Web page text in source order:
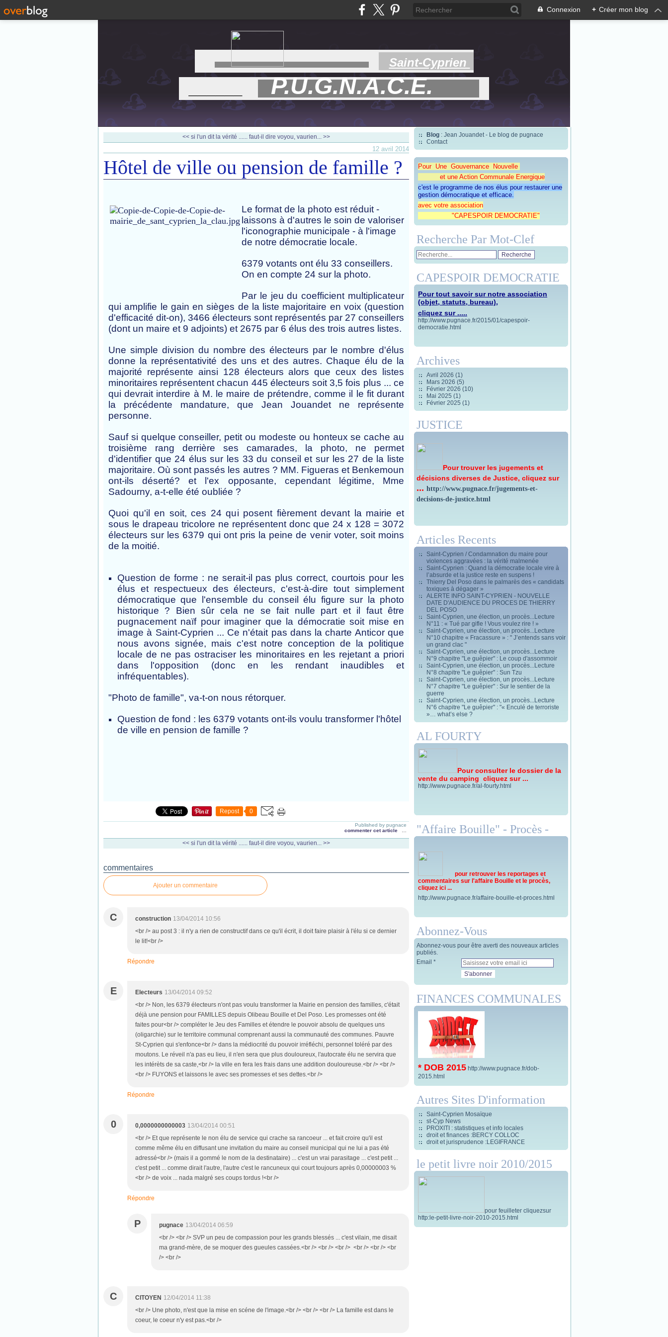
Connexion + Créer mon blog
Saint-Cyprien
P.U.G.N.A.C.E.
<< si l'un dit la vérité ...... faut-il dire voyou, vaurien... >>
12 avril 2014
Hôtel de ville ou pension de famille ?
Le format de la photo est réduit -
laissons à d'autres le soin de valoriser
l'iconographie municipale - à l'image
de notre démocratie locale.
6379 votants ont élu 33 conseillers.
On en compte 24 sur la photo.
Par le jeu du coefficient multiplicateur
qui amplifie le gain en sièges de la liste majoritaire en voix (question
d'efficacité dit-on), 3466 électeurs sont représentés par 27 conseillers
(dont un maire et 9 adjoints) et 2675 par 6 élus des trois autres listes.
Une simple division du nombre des électeurs par le nombre d'élus
donne la représentativité des uns et des autres. Chaque élu de la
majorité représente ainsi 128 électeurs alors que ceux des listes
minoritaires représentent chacun 445 électeurs soit 3,5 fois plus ... ce
qui devrait interdire à M. le maire de prétendre, comme il le fit durant
la précédente mandature, que Jean Jouandet ne représente
personne.
Sauf si quelque conseiller, petit ou modeste ou honteux se cache au
troisième rang derrière ses camarades, l a photo, ne permet
d'identifier que 24 élus sur les 33 du conseil et sur les 27 de la liste
majoritaire. Où sont passés les autres ? MM. Figueras et Benkemoun
ont-ils déserté? et l'ex opposante, cependant légitime, Mme
Sadourny, a-t-elle été oubliée ?
Quoi qu'il en soit, ces 24 qui posent fièrement devant la mairie et
sous le drapeau tricolore ne représentent donc que 24 x 128 = 3072
électeurs sur les 6379 qui ont pris la peine de venir voter, soit moins
de la moitié.
Question de forme : ne serait-il pas plus correct, courtois pour les
élus et respectueux des électeurs, c'est-à-dire tout simplement
démocratique que l'ensemble du conseil élu figure sur la photo
historique ? Bien sûr cela ne se fait nulle part et il faut être
pugnacement naïf pour imaginer que la démocratie soit mise en
image à Saint-Cyprien ... Ce n'était pas dans la charte Anticor que
nous avons signée, mais c'est notre conception de la politique
locale de ne pas ostraciser les minoritaires en les rejetant a priori
dans l'opposition (donc en les rendant inaudibles et
infréquentables).
"Photo de famille", va-t-on nous rétorquer.
Question de fond : les 6379 votants ont-ils voulu transformer l'hôtel
de ville en pension de famille ?
Repost 0
Published by pugnace
commenter cet article
<< si l'un dit la vérité ...... faut-il dire voyou, vaurien... >>
commentaires
Ajouter un commentaire
C construction 13/04/2014 10:56
<br /> au post 3 : il n'y a rien de constructif dans ce qu'il écrit, il doit faire plaisir à l'élu si ce dernier
le lit!<br />
Répondre
E Electeurs 13/04/2014 09:52
<br /> Non, les 6379 électeurs n'ont pas voulu transformer la Mairie en pension des familles, c'était
déjà une pension pour FAMILLES depuis Olibeau Bouille et Del Poso. Les promesses ont été
faites pour<br /> compléter le Jeu des Familles et étendre le pouvoir absolu de quelques uns
(oligarchie) sur le territoire communal comprenant aussi la communauté des communes. Pauvre
St-Cyprien qui s'enfonce<br /> dans la médiocrité du pouvoir irréfléchi, personnel toléré par des
moutons. Le réveil n'a pas eu lieu, il n'en sera que plus douloureux, l'autocrate élu ne servira que
les intérèts de sa caste,<br /> la ville en fera les frais dans une addition douloureuse.<br /> <br />
<br /> FUYONS et laissons le avec ses promesses et ses dettes.<br />
Répondre
0 0,0000000000003 13/04/2014 00:51
<br /> Et que représente le non élu de service qui crache sa rancoeur ... et fait croire qu'il est
comme même élu en diffusant une invitation du maire au conseil municipal qui ne lui a pas été
adressé<br /> (mais il a gommé le nom de la destinataire) ... c'est un vrai parasitage ... c'est petit ...
c'est petit ... comme dirait l'autre, l'autre c'est le rancuneux qui court toujours après 0,00000003 %
<br /> de voix ... nada malgré ses coups tordus !<br />
Répondre
P pugnace 13/04/2014 06:59
<br /> <br /> SVP un peu de compassion pour les grands blessés ... c'est vilain, me disait
ma grand-mère, de se moquer des gueules cassées.<br /> <br /> <br /> <br /> <br /> <br
/> <br />
C CITOYEN 12/04/2014 11:38
<br /> Une photo, n'est que la mise en scéne de l'image.<br /> <br /> <br /> La famille est dans le
coeur, le coeur n'y est pas.<br />
Blog : Jean Jouandet - Le blog de pugnace
Contact
Pour Une Gouvernance Nouvelle
et une Action Communale Energique
c'est le programme de nos élus pour restaurer une
gestion démocratique et efficace.
avec votre association
"CAPESPOIR DEMOCRATIE"
Recherche Par Mot-Clef
CAPESPOIR DEMOCRATIE
Pour tout savoir sur notre association
(objet, statuts, bureau),
cliquez sur .....
http://www.pugnace.fr/2015/01/capespoir-
democratie.html
Archives
Avril 2026 (1)
Mars 2026 (5)
Février 2026 (10)
Mai 2025 (1)
Février 2025 (1)
JUSTICE
Pour trouver les jugements et
décisions diverses de Justice, cliquez sur
... http://www.pugnace.fr/jugements-et-
decisions-de-justice.html
Articles Recents
Saint-Cyprien / Condamnation du maire pour
violences aggravées : la vérité malmenée
Saint-Cyprien : Quand la démocratie locale vire à
l’absurde et la justice reste en suspens !
Thierry Del Poso dans le palmarès des « candidats
toxiques à dégager »
ALERTE INFO SAINT-CYPRIEN - NOUVELLE
DATE D'AUDIENCE DU PROCES DE THIERRY
DEL POSO
Saint-Cyprien, une élection, un procès...Lecture
N°11 : « Tué par gifle ! Vous voulez rire ! »
Saint-Cyprien, une élection, un procès...Lecture
N°10 chapitre « Fracassure » : " J’entends sans voir
un grand clac "
Saint-Cyprien, une élection, un procès...Lecture
N°9 chapitre "Le guêpier" : Le coup d'assommoir
Saint-Cyprien, une élection, un procès...Lecture
N°8 chapitre "Le guêpier" : Sun Tzu
Saint-Cyprien, une élection, un procès...Lecture
N°7 chapitre "Le guêpier" : Sur le sentier de la
guerre
Saint-Cyprien, une élection, un procès...Lecture
N°6 chapitre "Le guêpier" : "« Enculé de terroriste
»… what’s else ?
AL FOURTY
Pour consulter le dossier de la
vente du camping cliquez sur ...
http://www.pugnace.fr/al-fourty.html
"Affaire Bouille" - Procès -
pour retrouver les reportages et
commentaires sur l'affaire Bouille et le procès,
cliquez ici ...
http://www.pugnace.fr/affaire-bouille-et-proces.html
Abonnez-Vous
Abonnez-vous pour être averti des nouveaux articles
publiés.
Email
FINANCES COMMUNALES
* DOB 2015 http://www.pugnace.fr/dob-
2015.html
Autres Sites D'information
Saint-Cyprien Mosaïque
st-Cyp News
PROXITI : statistiques et info locales
droit et finances :BERCY COLLOC
droit et jurisprudence :LEGIFRANCE
le petit livre noir 2010/2015
pour feuilleter cliquezsur
http:le-petit-livre-noir-2010-2015.html